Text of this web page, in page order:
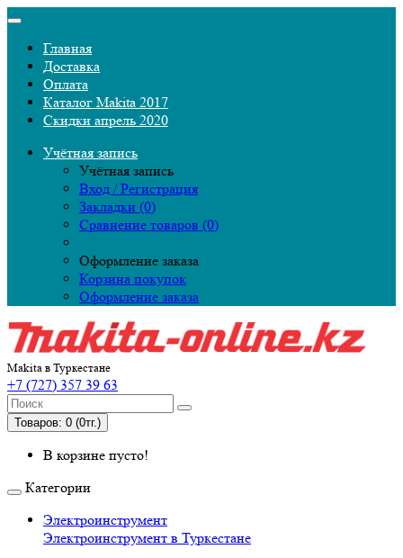
Главная
Доставка
Оплата
Каталог Makita 2017
Скидки апрель 2020
Учётная запись
Учётная запись
Вход / Регистрация
Закладки (0)
Сравнение товаров (0)
Оформление заказа
Корзина покупок
Оформление заказа
Makita в Туркестане
+7 (727) 357 39 63
Товаров: 0 (0тг.)
В корзине пусто!
Категории
Электроинструмент
Электроинструмент в Туркестане